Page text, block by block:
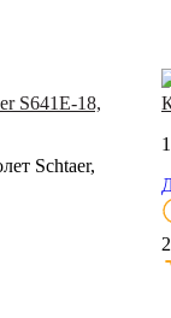
S641E-18,
Schtaer,